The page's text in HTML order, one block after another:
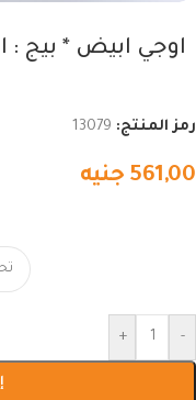
اوجي ابيض * بيج :
رمز المنتج: 13079
561,00 جنيه
-
+